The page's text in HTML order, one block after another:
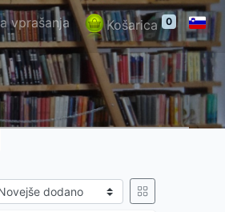
vprašanja Košarica 0